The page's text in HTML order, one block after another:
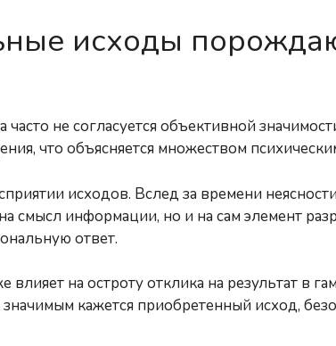
исходы
не согласуется объективной
что объясняется множеством
исходов. Вслед за времени
смысл информации, но и на сам элемент
ответ.
на остроту отклика на результат в
кажется приобретенный исход,